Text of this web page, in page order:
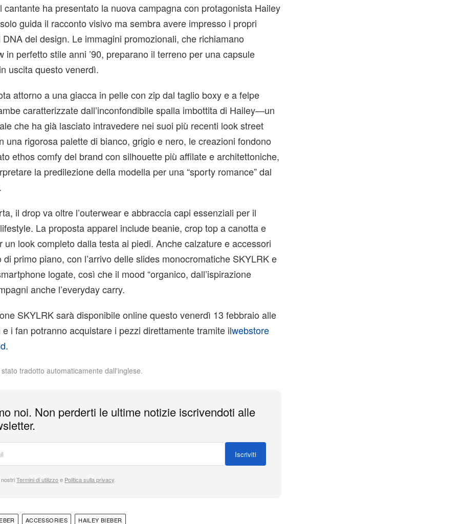
cantante ha presentato la nuova campagna con protagonista Hailey
guida il racconto visivo ma sembra avere impresso i propri
del design. Le immagini promozionali, che richiamano
in perfetto stile anni ’90, preparano il terreno per una capsule
uscita questo venerdì.
attorno a una giacca in pelle con zip dal taglio boxy e a felpe
caratterizzate dall’inconfondibile spalla imbottita di Hailey—un
che ha già lasciato intravedere nei suoi più recenti look street
una rigorosa palette di bianco, grigio e nero, le creazioni fondono
ethos comfy del brand con silhouette più affilate e architettoniche,
la predilezione della modella per una “sporty romance” dal
il drop va oltre l’outerwear e abbraccia capi essenziali per il
La proposta apparel include beanie, crop top a canotta e
un look completo dalla testa ai piedi. Anche calzature e accessori
primo piano, con l’arrivo delle slides monocromatiche SKYLRK e
logate, così che il mood “organico, dall’ispirazione
anche l’everyday carry.
SKYLRK sarà disponibile online questo venerdì 13 febbraio alle
e i fan potranno acquistare i pezzi direttamente tramite ilwebstore
.
tradotto automaticamente dall'inglese.
noi. Non perderti le ultime notizie iscrivendoti alle
Iscriviti
nostriTermini di utilizzoe Politica sulla privacy
ACCESSORIES HAILEY BIEBER